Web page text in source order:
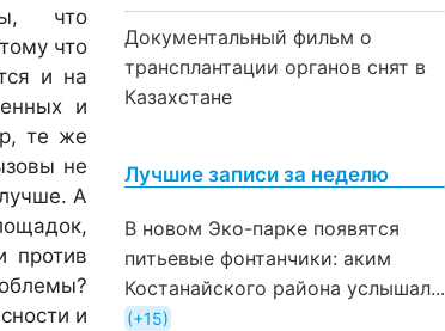
что
что
и на
и
те же
не
А
против
и
Документальный фильм о
трансплантации органов снят в
Казахстане
Лучшие записи за неделю
В новом Эко-парке появятся
питьевые фонтанчики: аким
Костанайского района услышал...
+15